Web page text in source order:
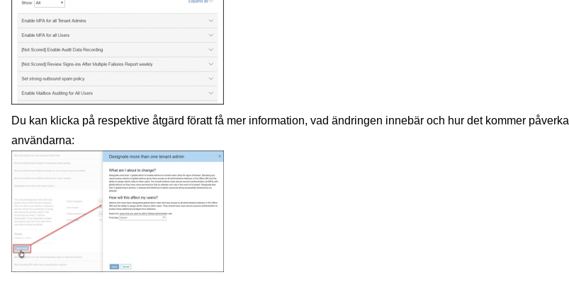
Du kan klicka på respektive åtgärd föratt få mer information, vad ändringen innebär och hur det kommer påverka
användarna: